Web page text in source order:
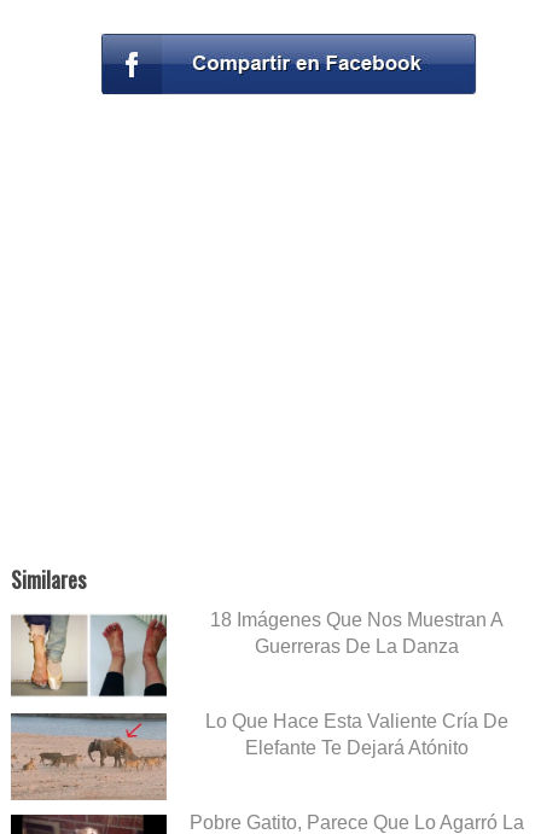
Similares
18 Imágenes Que Nos Muestran A
Guerreras De La Danza
Lo Que Hace Esta Valiente Cría De
Elefante Te Dejará Atónito
Pobre Gatito, Parece Que Lo Agarró La